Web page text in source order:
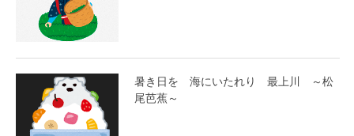
暑き日を 海にいたれり 最上川 ～松
尾芭蕉～